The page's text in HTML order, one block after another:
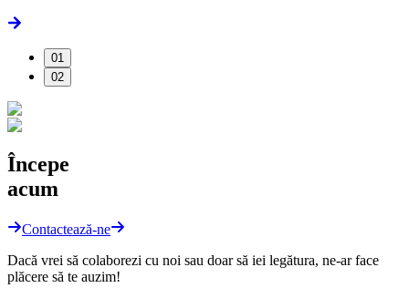
01
02
Începe
acum
Contactează-ne
Dacă vrei să colaborezi cu noi sau doar să iei legătura, ne-ar face
plăcere să te auzim!